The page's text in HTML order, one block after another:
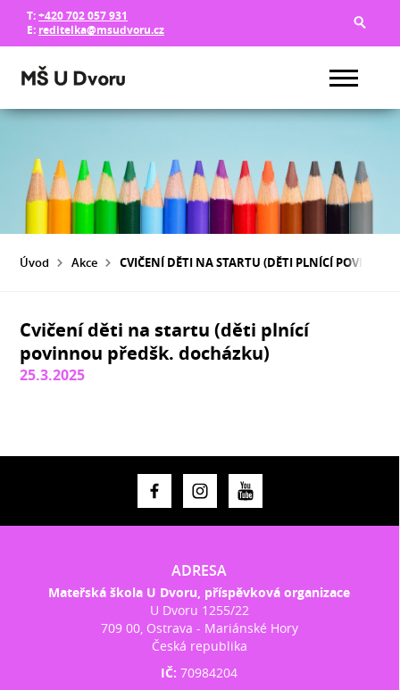
T:+420 702 057 931
E: reditelka@msudvoru.cz
Úvod Akce CVIČENÍ DĚTI NA STARTU (DĚTI PLNÍCÍ
Cvičení děti na startu (děti plnící
povinnou předšk. docházku)
25.3.2025
ADRESA
Mateřská škola U Dvoru, příspěvková organizace
U Dvoru 1255/22
709 00, Ostrava - Mariánské Hory
Česká republika
IČ:70984204